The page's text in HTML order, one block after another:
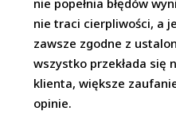
nie popełnia błędów
nie traci cierpliwości, a
zawsze zgodne z
wszystko przekłada się
klienta, większe
opinie.